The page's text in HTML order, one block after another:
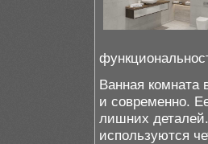
Ванная комната
и современно.
лишних
используются